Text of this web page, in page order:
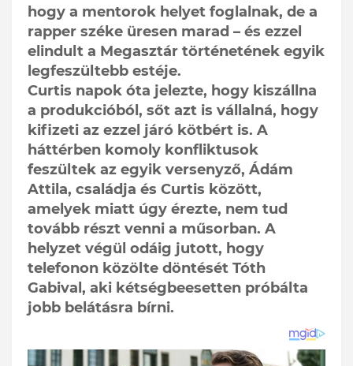
hogy a mentorok helyet foglalnak, de a
rapper széke üresen marad – és ezzel
elindult a Megasztár történetének egyik
legfeszültebb estéje.
Curtis napok óta jelezte, hogy kiszállna
a produkcióból, sőt azt is vállalná, hogy
kifizeti az ezzel járó kötbért is. A
háttérben komoly konfliktusok
feszültek az egyik versenyző, Ádám
Attila, családja és Curtis között,
amelyek miatt úgy érezte, nem tud
tovább részt venni a műsorban. A
helyzet végül odáig jutott, hogy
telefonon közölte döntését Tóth
Gabival, aki kétségbeesetten próbálta
jobb belátásra bírni.